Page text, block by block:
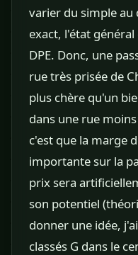
varier du simple au
exact, l'état
DPE. Donc, une
rue très prisée de
plus chère qu'un
dans une rue
c'est que la marge
importante sur la
prix sera
son potentiel
donner une idée,
classés G dans le